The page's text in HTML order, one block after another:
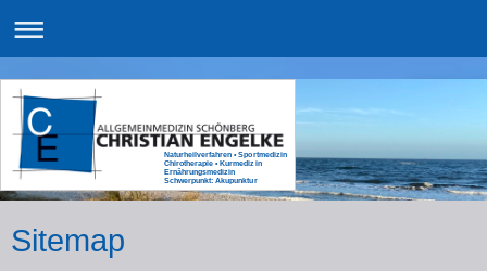
Naturheilverfahren • Sportmedizin
Chirotherapie • Kurmedizin
Ernährungsmedizin
Schwerpunkt: Akupunktur
Sitemap